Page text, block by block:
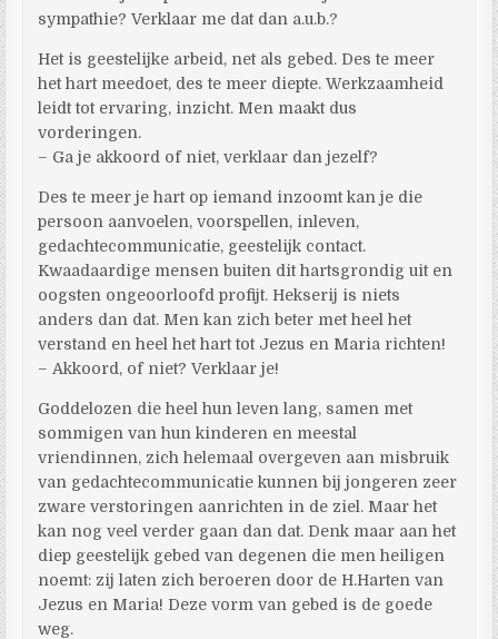
sympathie? Verklaar me dat dan a.u.b.?
Het is geestelijke arbeid, net als gebed. Des te meer
het hart meedoet, des te meer diepte. Werkzaamheid
leidt tot ervaring, inzicht. Men maakt dus
vorderingen.
– Ga je akkoord of niet, verklaar dan jezelf?
Des te meer je hart op iemand inzoomt kan je die
persoon aanvoelen, voorspellen, inleven,
gedachtecommunicatie, geestelijk contact.
Kwaadaardige mensen buiten dit hartsgrondig uit en
oogsten ongeoorloofd profijt. Hekserij is niets
anders dan dat. Men kan zich beter met heel het
verstand en heel het hart tot Jezus en Maria richten!
– Akkoord, of niet? Verklaar je!
Goddelozen die heel hun leven lang, samen met
sommigen van hun kinderen en meestal
vriendinnen, zich helemaal overgeven aan misbruik
van gedachtecommunicatie kunnen bij jongeren zeer
zware verstoringen aanrichten in de ziel. Maar het
kan nog veel verder gaan dan dat. Denk maar aan het
diep geestelijk gebed van degenen die men heiligen
noemt: zij laten zich beroeren door de H.Harten van
Jezus en Maria! Deze vorm van gebed is de goede
weg.